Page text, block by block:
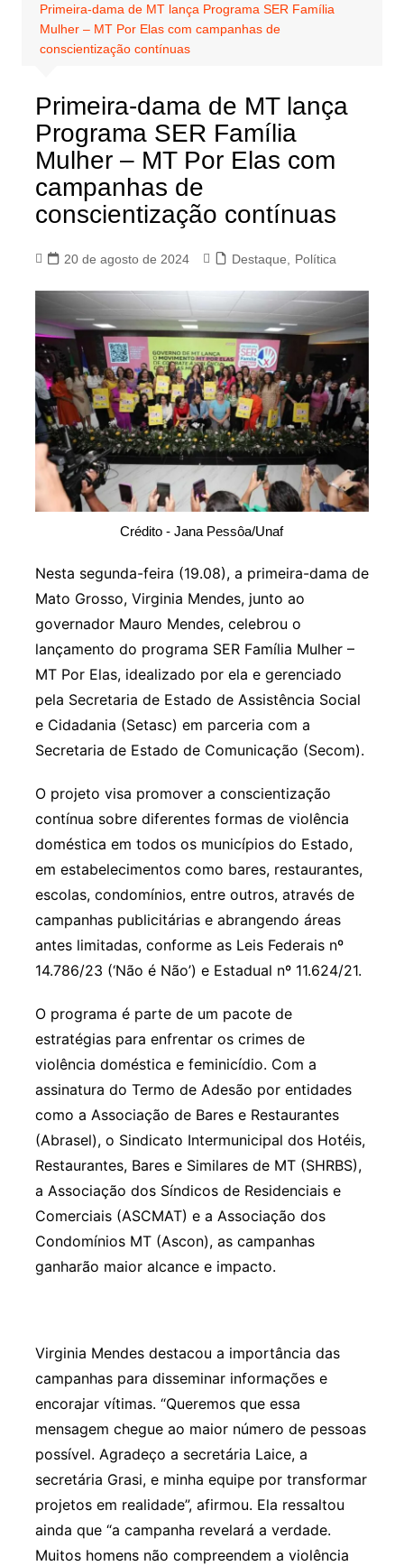
Primeira-dama de MT lança Programa SER Família
Mulher – MT Por Elas com campanhas de
conscientização contínuas
Primeira-dama de MT lança
Programa SER Família
Mulher – MT Por Elas com
campanhas de
conscientização contínuas
20 de agosto de 2024 Destaque Política
Crédito - Jana Pessôa/Unaf
Nesta segunda-feira (19.08), a primeira-dama de
Mato Grosso, Virginia Mendes, junto ao
governador Mauro Mendes, celebrou o
lançamento do programa SER Família Mulher –
MT Por Elas, idealizado por ela e gerenciado
pela Secretaria de Estado de Assistência Social
e Cidadania (Setasc) em parceria com a
Secretaria de Estado de Comunicação (Secom).
O projeto visa promover a conscientização
contínua sobre diferentes formas de violência
doméstica em todos os municípios do Estado,
em estabelecimentos como bares, restaurantes,
escolas, condomínios, entre outros, através de
campanhas publicitárias e abrangendo áreas
antes limitadas, conforme as Leis Federais nº
14.786/23 (‘Não é Não’) e Estadual nº 11.624/21.
O programa é parte de um pacote de
estratégias para enfrentar os crimes de
violência doméstica e feminicídio. Com a
assinatura do Termo de Adesão por entidades
como a Associação de Bares e Restaurantes
(Abrasel), o Sindicato Intermunicipal dos Hotéis,
Restaurantes, Bares e Similares de MT (SHRBS),
a Associação dos Síndicos de Residenciais e
Comerciais (ASCMAT) e a Associação dos
Condomínios MT (Ascon), as campanhas
ganharão maior alcance e impacto.
Virginia Mendes destacou a importância das
campanhas para disseminar informações e
encorajar vítimas. “Queremos que essa
mensagem chegue ao maior número de pessoas
possível. Agradeço a secretária Laice, a
secretária Grasi, e minha equipe por transformar
projetos em realidade”, afirmou. Ela ressaltou
ainda que “a campanha revelará a verdade.
Muitos homens não compreendem a violência